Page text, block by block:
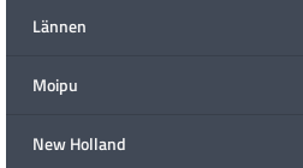
Lännen
Moipu
New Holland